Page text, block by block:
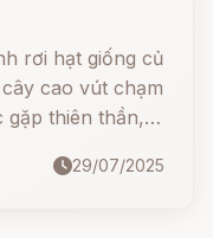
rơi hạt giống củ
cao vút chạm
gặp thiên thần,
29/07/2025